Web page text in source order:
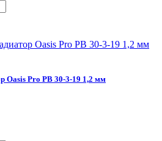
Oasis Pro PB 30-3-19 1,2 мм